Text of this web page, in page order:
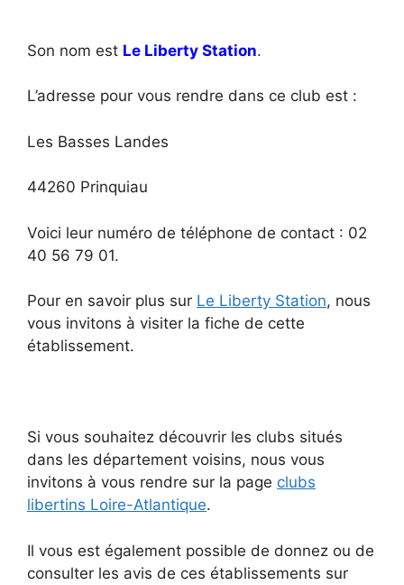
Son nom est Le Liberty Station.
L’adresse pour vous rendre dans ce club est :
Les Basses Landes
44260 Prinquiau
Voici leur numéro de téléphone de contact : 02
40 56 79 01.
Pour en savoir plus sur Le Liberty Station, nous
vous invitons à visiter la fiche de cette
établissement.
Si vous souhaitez découvrir les clubs situés
dans les département voisins, nous vous
invitons à vous rendre sur la page clubs
libertins Loire-Atlantique.
Il vous est également possible de donnez ou de
consulter les avis de ces établissements sur